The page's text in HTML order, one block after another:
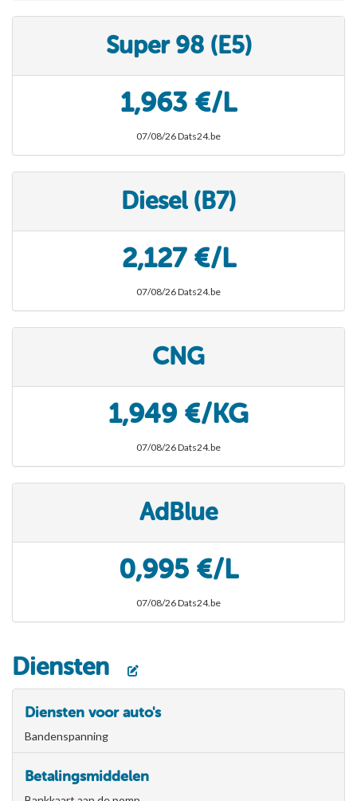
Super 98 (E5)
1,963 €/L
07/08/26 Dats24.be
Diesel (B7)
2,127 €/L
07/08/26 Dats24.be
CNG
1,949 €/KG
07/08/26 Dats24.be
AdBlue
0,995 €/L
07/08/26 Dats24.be
Diensten
Diensten voor auto's
Bandenspanning
Betalingsmiddelen